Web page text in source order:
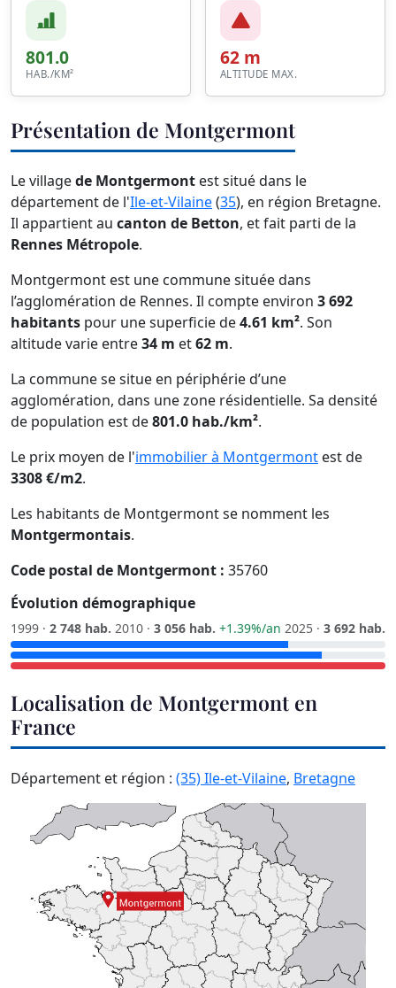
801.0
HAB./KM²
62 m
ALTITUDE MAX.
Présentation de Montgermont
Le villagede Montgermont est situé dans le
département de l'Ile-et-Vilaine(35), en région Bretagne.
Il appartient au canton de Betton, et fait parti de la
Rennes Métropole.
Montgermont est une commune située dans
l’agglomération de Rennes. Il compte environ 3 692
habitants pour une superficie de4.61 km². Son
altitude varie entre34 m et62 m.
La commune se situe en périphérie d’une
agglomération, dans une zone résidentielle. Sa densité
de population est de801.0 hab./km².
Le prix moyen de l'immobilier à Montgermont est de
3308 €/m2.
Les habitants de Montgermont se nomment les
Montgermontais.
Code postal de Montgermont : 35760
Évolution démographique
1999 · 2 748 hab. 2010 · 3 056 hab. +1.39%/an 2025 · 3 692 hab.
Localisation de Montgermont en
France
Département et région : (35) Ile-et-Vilaine, Bretagne